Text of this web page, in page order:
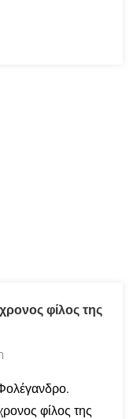
φίλος της
φίλος της